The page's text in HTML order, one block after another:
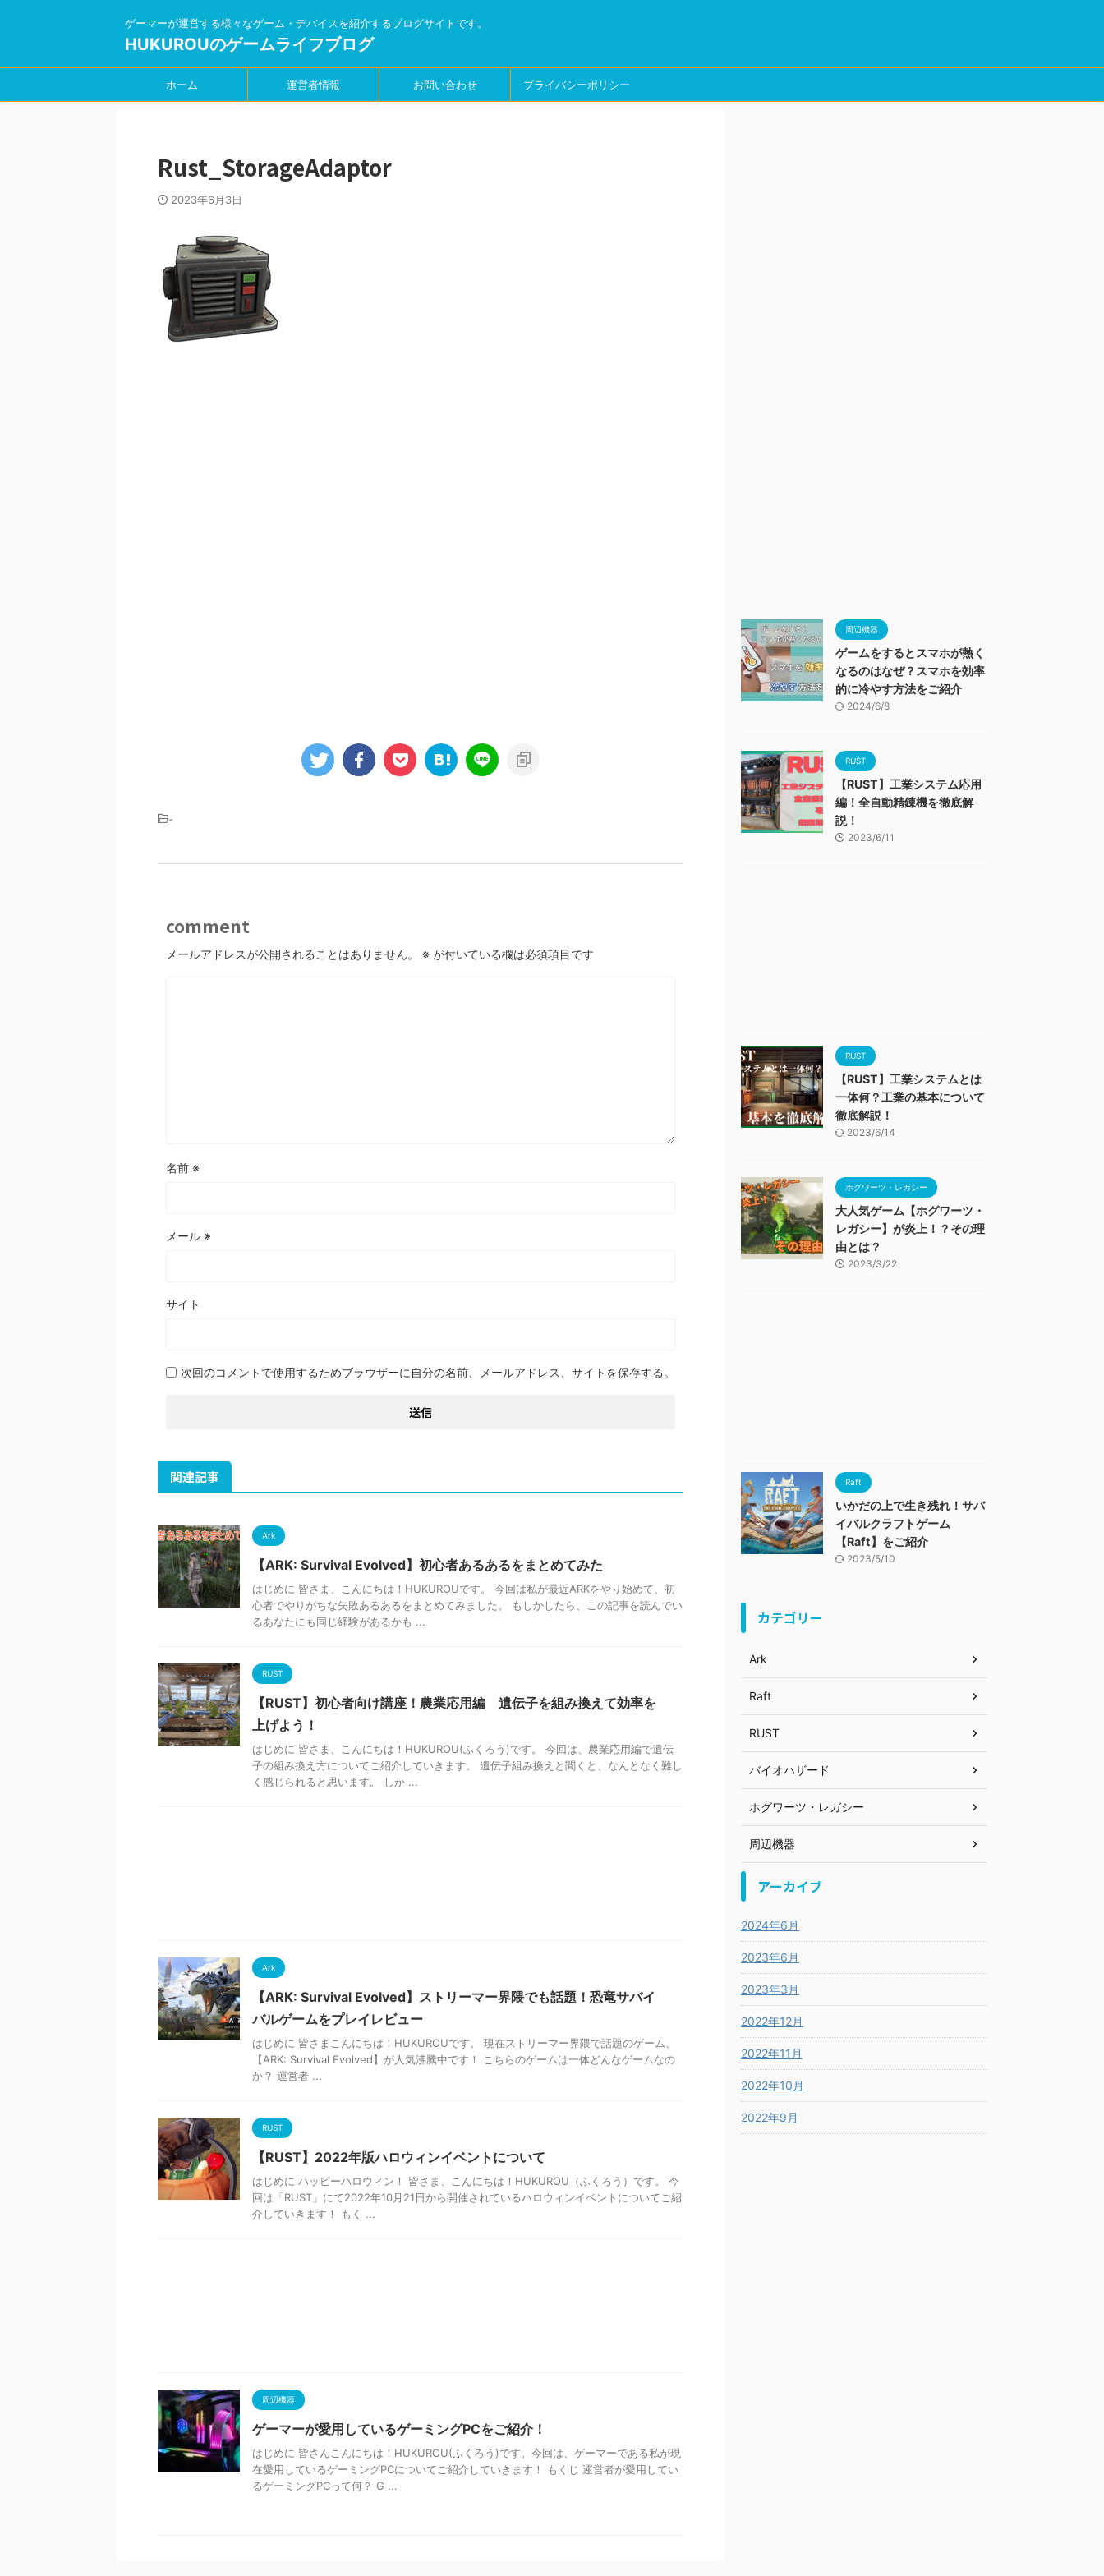
ゲーマーが運営する様々なゲーム・デバイスを紹介するブログサイトです。
HUKUROUのゲームライフブログ
ホーム 運営者情報 お問い合わせ プライバシーポリシー
Rust_StorageAdaptor
2023年6月3日
-
comment
メールアドレスが公開されることはありません。 ※ が付いている欄は必須項目です
名前 ※
メール ※
サイト
次回のコメントで使用するためブラウザーに自分の名前、メールアドレス、サイトを保存する。
関連記事
Ark
【ARK: Survival Evolved】初心者あるあるをまとめてみた
はじめに 皆さま、こんにちは！HUKUROUです。 今回は私が最近ARKをやり始めて、初
心者でやりがちな失敗あるあるをまとめてみました。 もしかしたら、この記事を読んでい
るあなたにも同じ経験があるかも ...
RUST
【RUST】初心者向け講座！農業応用編 遺伝子を組み換えて効率を
上げよう！
はじめに 皆さま、こんにちは！HUKUROU(ふくろう)です。 今回は、農業応用編で遺伝
子の組み換え方についてご紹介していきます。 遺伝子組み換えと聞くと、なんとなく難し
く感じられると思います。 しか ...
Ark
【ARK: Survival Evolved】ストリーマー界隈でも話題！恐竜サバイ
バルゲームをプレイレビュー
はじめに 皆さまこんにちは！HUKUROUです。 現在ストリーマー界隈で話題のゲーム、
【ARK: Survival Evolved】が人気沸騰中です！ こちらのゲームは一体どんなゲームなの
か？ 運営者 ...
RUST
【RUST】2022年版ハロウィンイベントについて
はじめに ハッピーハロウィン！ 皆さま、こんにちは！HUKUROU（ふくろう）です。 今
回は「RUST」にて2022年10月21日から開催されているハロウィンイベントについてご紹
介していきます！ もく ...
周辺機器
ゲーマーが愛用しているゲーミングPCをご紹介！
はじめに 皆さんこんにちは！HUKUROU(ふくろう)です。今回は、ゲーマーである私が現
在愛用しているゲーミングPCについてご紹介していきます！ もくじ 運営者が愛用してい
るゲーミングPCって何？ G ...
周辺機器
ゲームをするとスマホが熱く
なるのはなぜ？スマホを効率
的に冷やす方法をご紹介
2024/6/8
RUST
【RUST】工業システム応用
編！全自動精錬機を徹底解
説！
2023/6/11
RUST
【RUST】工業システムとは
一体何？工業の基本について
徹底解説！
2023/6/14
ホグワーツ・レガシー
大人気ゲーム【ホグワーツ・
レガシー】が炎上！？その理
由とは？
2023/3/22
Raft
いかだの上で生き残れ！サバ
イバルクラフトゲーム
【Raft】をご紹介
2023/5/10
カテゴリー
Ark
Raft
RUST
バイオハザード
ホグワーツ・レガシー
周辺機器
アーカイブ
2024年6月
2023年6月
2023年3月
2022年12月
2022年11月
2022年10月
2022年9月